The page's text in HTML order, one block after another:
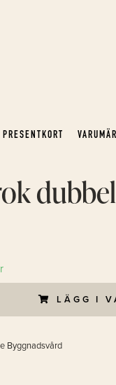
PRESENTKORT
LÄGG I
Byggnadsvård